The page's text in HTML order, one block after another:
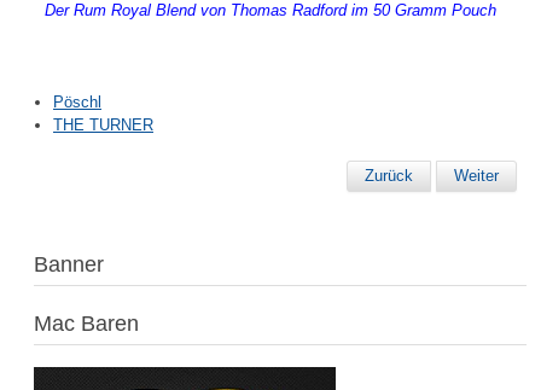
Der Rum Royal Blend von Thomas Radford im 50 Gramm Pouch
Pöschl
THE TURNER
Zurück Weiter
Banner
Mac Baren